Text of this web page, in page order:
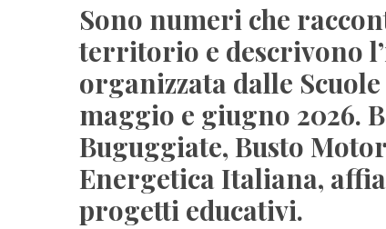
Sono numeri che
territorio e descrivono
organizzata dalle
maggio e giugno 2026.
Buguggiate, Busto
Energetica Italiana,
progetti educativi.